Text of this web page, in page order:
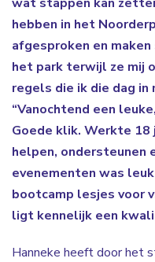
hebben in het
afgesproken en
het park terwijl ze mij
regels die ik die dag in
“Vanochtend een
Goede klik. Werkte 18
helpen, ondersteunen
evenementen was
bootcamp lesjes voor
ligt kennelijk een
Hanneke heeft door het